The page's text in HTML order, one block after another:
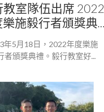
教室隊伍出席 2022
施毅行者頒獎典...
年5月18日，2022年度樂施
者頒獎典禮。毅行教室好...